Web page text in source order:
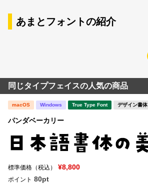
あまとフォントの紹介
同じタイプフェイスの人気の商品
macOS Windows True Type Font デザイン書体
パンダベーカリー
標準価格（税込） ¥8,800
ポイント 80pt